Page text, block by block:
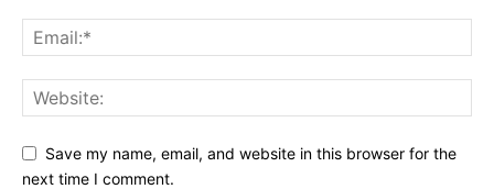
Save my name, email, and website in this browser for the
next time I comment.